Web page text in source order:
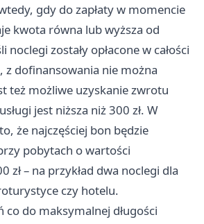
gdy do zapłaty w momencie
kwota równa lub wyższa od
noclegi zostały opłacone w całości
z dofinansowania nie można
też możliwe uzyskanie zwrotu
jest niższa niż 300 zł. W
że najczęściej bon będzie
pobytach o wartości
zł – na przykład dwa noclegi dla
czy hotelu.
co do maksymalnej długości